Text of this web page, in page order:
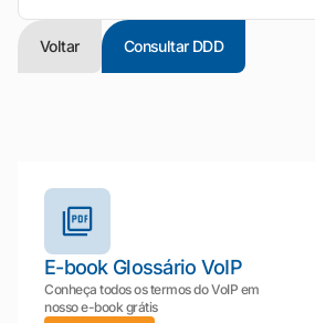
Voltar Consultar DDD
E-book Glossário VoIP
Conheça todos os termos do VoIP em
nosso e-book grátis